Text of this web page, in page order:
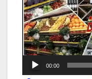
00:00